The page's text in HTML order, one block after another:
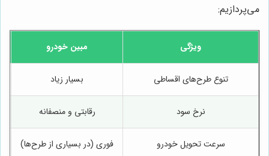
می‌پردازیم:
ویژگی مبین خودرو
تنوع طرح‌های اقساطی بسیار زیاد
نرخ سود رقابتی و منصفانه
سرعت تحویل خودرو فوری (در بسیاری از طرح‌ها)